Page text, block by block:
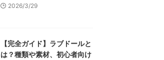
2026/3/29
【完全ガイド】ラブドールと
は？種類や素材、初心者向け